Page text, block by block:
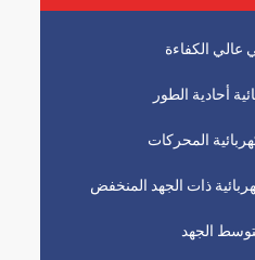
عالي الكفاءة
أحادية الطور
المحركات
ذات الجهد المنخفض
​​الجهد